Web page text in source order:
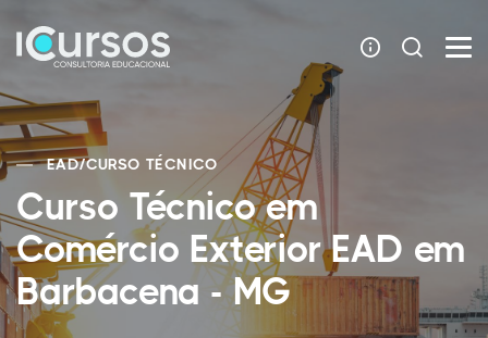
EAD/CURSO TÉCNICO
Curso Técnico em
Comércio Exterior EAD em
Barbacena - MG